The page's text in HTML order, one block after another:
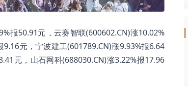
报50.91元，云赛智联(600602.CN)涨10.02%
元，宁波建工(601789.CN)涨9.93%报6.64
元，山石网科(688030.CN)涨3.22%报17.96